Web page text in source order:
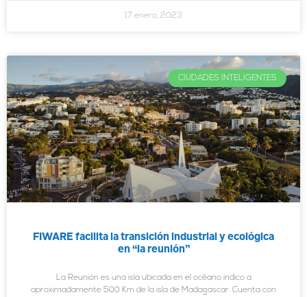
17 enero, 2023
CIUDADES INTELIGENTES
FIWARE facilita la transición industrial y ecológica
en “la reunión”
La Reunión es una isla ubicada en el océano indico a
aproximadamente 500 Km de la isla de Madagascar. Cuenta con